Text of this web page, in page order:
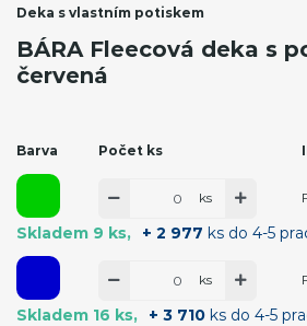
Deka s vlastním potiskem
BÁRA Fleecová deka s
červená
Barva Počet ks
Skladem 9 ks + 2 977 ks do 4-5
ks
Skladem 16 ks + 3 710 ks do 4-5
ks